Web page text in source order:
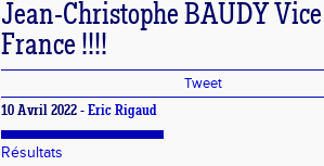
Jean-Christophe BAUDY
France !!!!
Tweet
10 Avril 2022 - Eric Rigaud
Résultats